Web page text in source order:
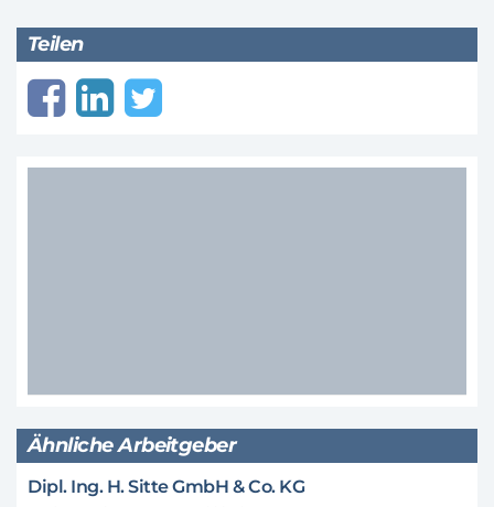
Teilen
Ähnliche Arbeitgeber
Dipl. Ing. H. Sitte GmbH & Co. KG